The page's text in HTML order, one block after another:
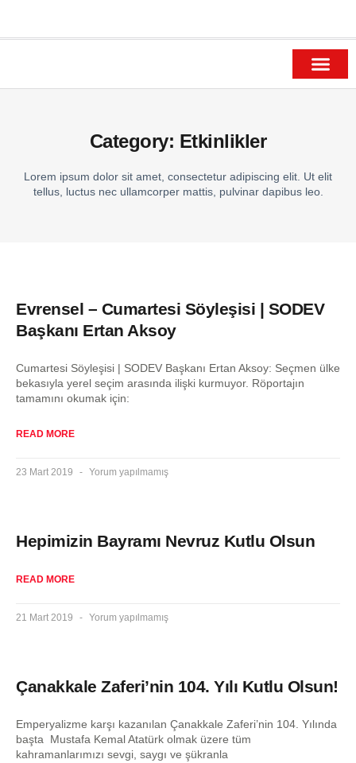
Category: Etkinlikler
Lorem ipsum dolor sit amet, consectetur adipiscing elit. Ut elit
tellus, luctus nec ullamcorper mattis, pulvinar dapibus leo.
Evrensel – Cumartesi Söyleşisi | SODEV
Başkanı Ertan Aksoy
Cumartesi Söyleşisi | SODEV Başkanı Ertan Aksoy: Seçmen ülke
bekasıyla yerel seçim arasında ilişki kurmuyor. Röportajın
tamamını okumak için:
READ MORE
23 Mart 2019 Yorum yapılmamış
Hepimizin Bayramı Nevruz Kutlu Olsun
READ MORE
21 Mart 2019 Yorum yapılmamış
Çanakkale Zaferi’nin 104. Yılı Kutlu Olsun!
Emperyalizme karşı kazanılan Çanakkale Zaferi’nin 104. Yılında
başta Mustafa Kemal Atatürk olmak üzere tüm
kahramanlarımızı sevgi, saygı ve şükranla